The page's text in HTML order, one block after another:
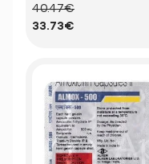
40.47€
33.73€